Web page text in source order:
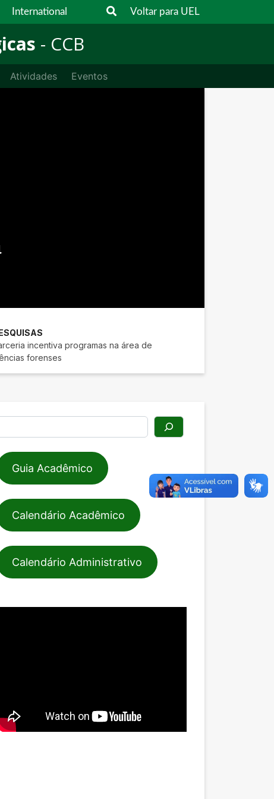
International Voltar para UEL
- CCB
Atividades Eventos
incentiva programas na área de
forenses
Guia Acadêmico
Calendário Acadêmico
Calendário Administrativo